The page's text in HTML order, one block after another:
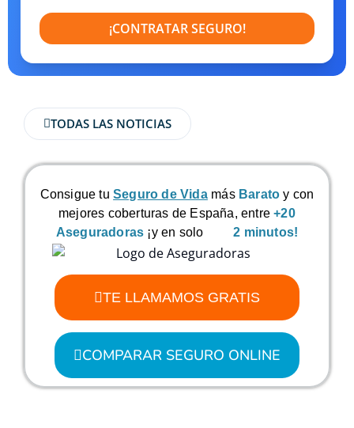
¡CONTRATAR SEGURO!
TODAS LAS NOTICIAS
Consigue tu Seguro de Vidamás Barato y con
mejores coberturas de España, entre+20
Aseguradoras ¡y en solo2 minutos!
TE LLAMAMOS GRATIS
COMPARAR SEGURO ONLINE